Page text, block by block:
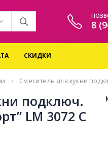
8
СКИДКИ
Смеситель для кухни
подключ.
LM 3072 C